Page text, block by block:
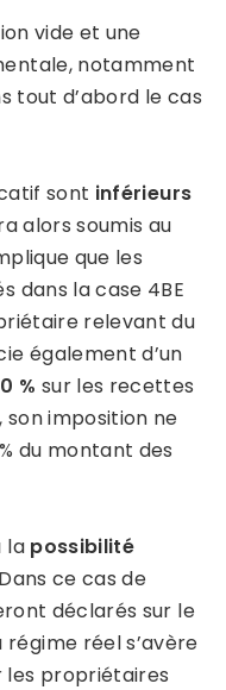
vide et une
notamment
tout d’abord le cas
sont inférieurs
alors soumis au
que les
dans la case 4BE
relevant du
également d’un
% sur les recettes
son imposition ne
du montant des
la possibilité
ce cas de
déclarés sur le
régime réel s’avère
propriétaires